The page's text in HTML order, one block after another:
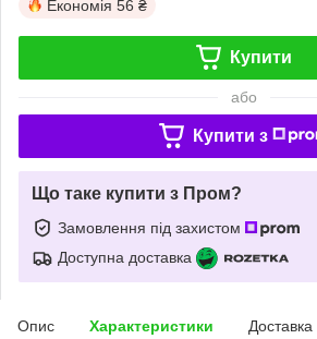
Економія 56 ₴
Купити
або
Купити з
Що таке купити з Пром?
Замовлення під захистом
Доступна доставка
Опис Характеристики Доставка